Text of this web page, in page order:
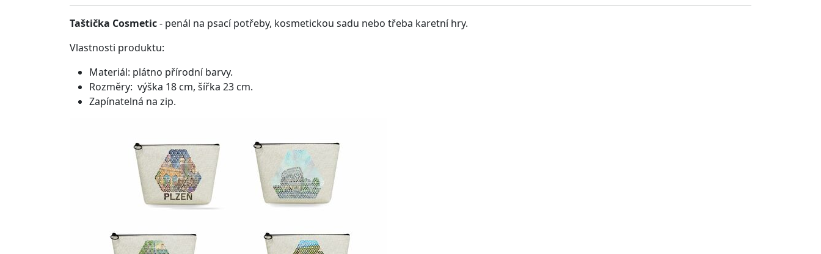
Taštička Cosmetic- penál na psací potřeby, kosmetickou sadu nebo třeba karetní hry.
Vlastnosti produktu:
Materiál: plátno přírodní barvy.
Rozměry: výška 18 cm, šířka 23 cm.
Zapínatelná na zip.